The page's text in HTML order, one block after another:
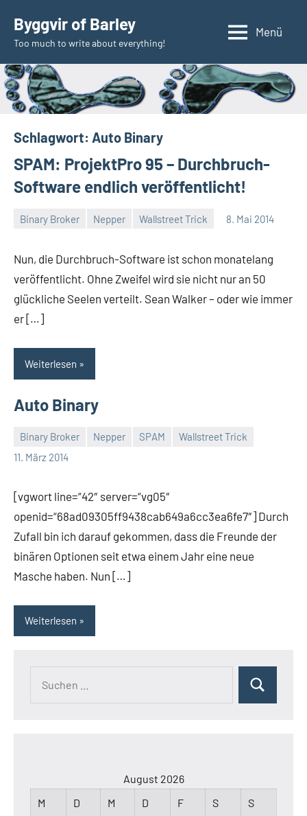
Inhalt
springen
Byggvir of Barley
Too much to write about everything!
Menü
Schlagwort: Auto Binary
SPAM: ProjektPro 95 – Durchbruch-
Software endlich veröffentlicht!
Binary Broker Nepper Wallstreet Trick 8. Mai 2014
Thomas
Nun, die Durchbruch-Software ist schon monatelang
veröffentlicht. Ohne Zweifel wird sie nicht nur an 50
glückliche Seelen verteilt. Sean Walker – oder wie immer
er […]
Weiterlesen
Auto Binary
Binary Broker Nepper SPAM
Wallstreet Trick
11. März 2014
Thomas
Ein
[vgwort line=“42″ server=“vg05″
openid=“68ad09305ff9438cab649a6cc3ea6fe7″] Durch
Zufall bin ich darauf gekommen, dass die Freunde der
binären Optionen seit etwa einem Jahr eine neue
Masche haben. Nun […]
Weiterlesen
Suchen
August 2026
M
D M D F S S